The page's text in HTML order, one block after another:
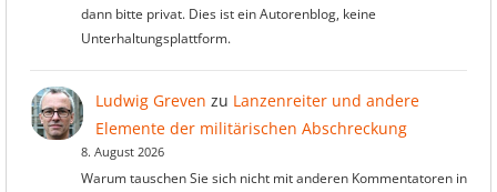
dann bitte privat. Dies ist ein Autorenblog, keine
Unterhaltungsplattform.
Ludwig Greven zu Lanzenreiter und andere
Elemente der militärischen Abschreckung
8. August 2026
Warum tauschen Sie sich nicht mit anderen Kommentatoren in